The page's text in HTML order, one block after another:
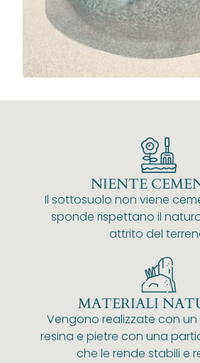
NIENTE
Il sottosuolo non viene
sponde rispettano il
attrito del
MATERIALI
Vengono realizzate con
resina e pietre con una
che le rende stabili e